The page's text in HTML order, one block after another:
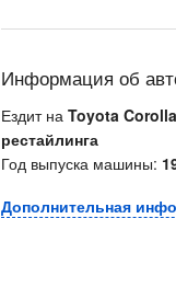
Информация об
Ездит на Toyota
рестайлинга
Год выпуска машины:
Дополнительная